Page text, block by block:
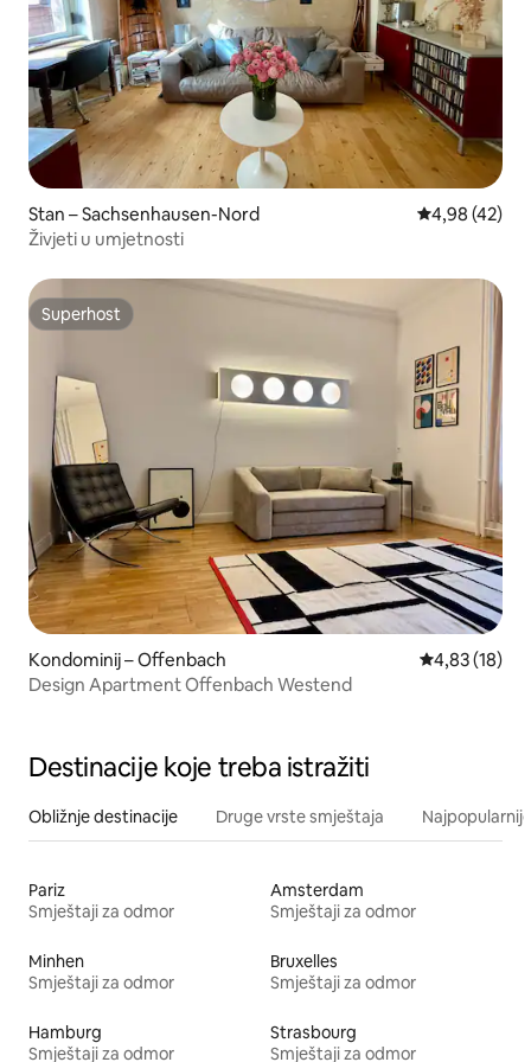
Stan – Sachsenhausen-Nord Prosječna
4,98 (42)
Živjeti u umjetnosti
Superhost
Superhost
Kondominij – Offenbach Prosječna
4,83 (18)
Design Apartment Offenbach Westend
Destinacije koje treba istražiti
Obližnje destinacije Druge vrste smještaja
Pariz
Smještaji za odmor
Amsterdam
Smještaji za odmor
Minhen
Smještaji za odmor
Bruxelles
Smještaji za odmor
Hamburg
Smještaji za odmor
Strasbourg
Smještaji za odmor